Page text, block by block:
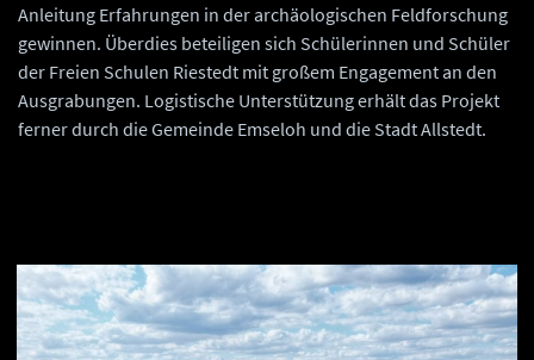
Anleitung Erfahrungen in der archäologischen Feldforschung
gewinnen. Überdies beteiligen sich Schülerinnen und Schüler
der Freien Schulen Riestedt mit großem Engagement an den
Ausgrabungen. Logistische Unterstützung erhält das Projekt
ferner durch die Gemeinde Emseloh und die Stadt Allstedt.